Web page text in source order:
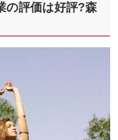
の評価は好評?森